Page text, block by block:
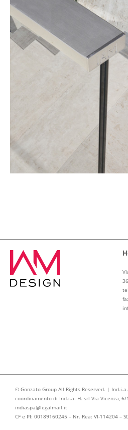
© Gonzato Group All Rights Reserved. |
coordinamento di Ind.i.a. H. srl Via Vicenza,
indiaspa@legalmail.it
CF e PI: 00189160245 – Nr. Rea: VI-114204 –